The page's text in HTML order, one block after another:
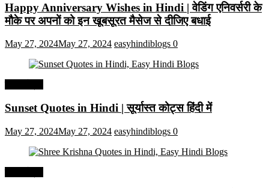
Happy Anniversary Wishes in Hindi | वेडिंग एनिवर्सरी के
मौके पर अपनों को इन खूबसूरत मैसेज से दीजिए बधाई
May 27, 2024May 27, 2024 easyhindiblogs 0
Sunset Quotes in Hindi | सूर्यास्त कोट्स हिंदी में
May 27, 2024May 27, 2024 easyhindiblogs 0